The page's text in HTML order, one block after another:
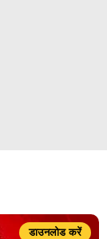
डाउनलोड करें